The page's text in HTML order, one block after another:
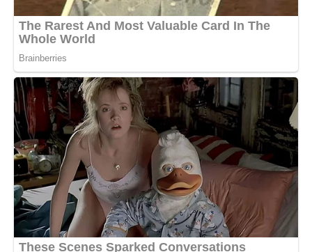
Наче я стала частиною графіка.
Якось Марко випадково сказав: